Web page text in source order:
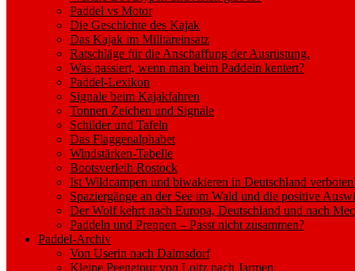
Paddel vs Motor
Die Geschichte des Kajak
Das Kajak im Militäreinsatz
Ratschläge für die Anschaffung der Ausrüstung.
Was passiert, wenn man beim Paddeln kentert?
Paddel-Lexikon
Signale beim Kajakfahren
Tonnen Zeichen und Signale
Schilder und Tafeln
Das Flaggenalphabet
Windstärken-Tabelle
Bootsverleih Rostock
Ist Wildcampen und biwakieren in Deutschland
Spaziergänge an der See im Wald und die positive
Der Wolf kehrt nach Europa, Deutschland und nach
Paddeln und Preppen – Passt nicht zusammen?
Paddel-Archiv
Von Userin nach Dalmsdorf
Kleine Peenetour von Loitz nach Jarmen